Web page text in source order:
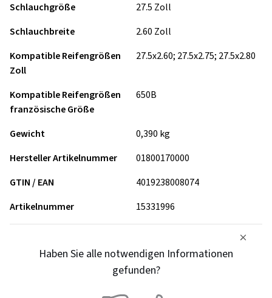
Schlauchgröße
27.5 Zoll
Schlauchbreite
2.60 Zoll
Kompatible Reifengrößen
Zoll
27.5x2.60; 27.5x2.75; 27.5x2.80
Kompatible Reifengrößen
französische Größe
650B
Gewicht
0,390 kg
Hersteller Artikelnummer
01800170000
GTIN / EAN
4019238008074
Artikelnummer
15331996
Haben Sie alle notwendigen Informationen
gefunden?